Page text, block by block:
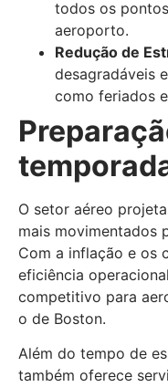
todos os
aeroporto.
Redução de
desagradáveis
como feriados
O setor aéreo
mais movimentados
Com a inflação e os
eficiência
competitivo para
o de Boston.
Além do tempo de
também oferece